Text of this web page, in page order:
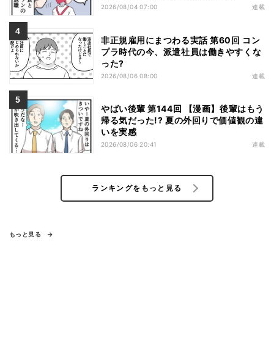
2026/08/04 07:00 連載
非正規雇用にまつわる実話 第60回 コン
プラ時代の今、派遣社員は働きやすくな
った?
2026/08/06 08:00 連載
やばい後輩 第144回 【漫画】後輩はもう
帰る気だった!? 夏の外回りで価値観の違
いを実感
2026/08/06 20:41 連載
ランキングをもっと見る
もっと見る